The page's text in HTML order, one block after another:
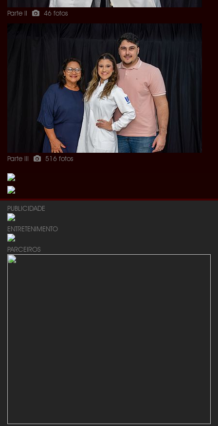
Parte II 46 fotos
Parte III 516 fotos
PUBLICIDADE
ENTRETENIMENTO
PARCEIROS